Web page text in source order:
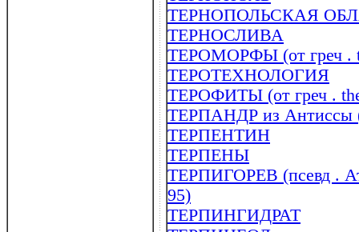
ТЕРНОПОЛЬСКАЯ
ТЕРНОСЛИВА
ТЕРОМОРФЫ (от греч .
ТЕРОТЕХНОЛОГИЯ
ТЕРОФИТЫ (от греч .
ТЕРПАНДР из Антиссы
ТЕРПЕНТИН
ТЕРПЕНЫ
ТЕРПИГОРЕВ (псевд .
95)
ТЕРПИНГИДРАТ